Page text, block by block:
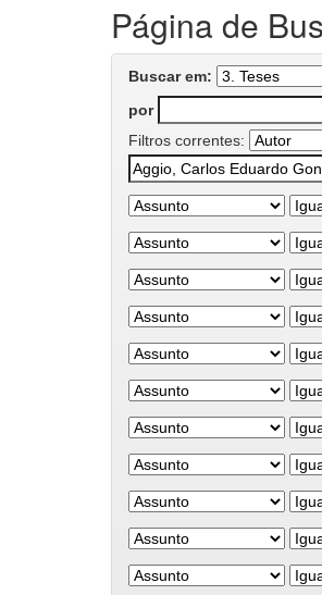
Página de
Buscar em:
por
Filtros correntes: